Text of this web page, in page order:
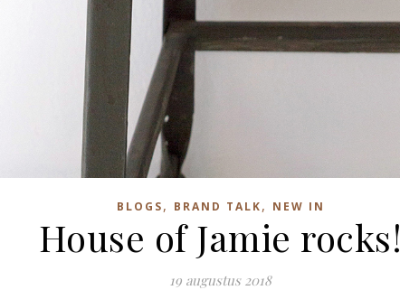
BLOGS, BRAND TALK, NEW IN
House of Jamie rocks!
19 augustus 2018